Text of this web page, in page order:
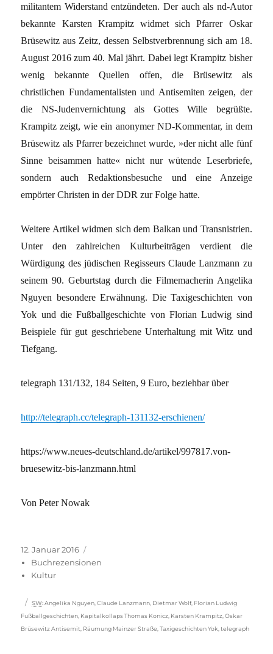
militantem Widerstand entzündeten. Der auch als nd-Autor
bekannte Karsten Krampitz widmet sich Pfarrer Oskar
Brüsewitz aus Zeitz, dessen Selbstverbrennung sich am 18.
August 2016 zum 40. Mal jährt. Dabei legt Krampitz bisher
wenig bekannte Quellen offen, die Brüsewitz als
christlichen Fundamentalisten und Antisemiten zeigen, der
die NS-Judenvernichtung als Gottes Wille begrüßte.
Krampitz zeigt, wie ein anonymer ND-Kommentar, in dem
Brüsewitz als Pfarrer bezeichnet wurde, »der nicht alle fünf
Sinne beisammen hatte« nicht nur wütende Leserbriefe,
sondern auch Redaktionsbesuche und eine Anzeige
empörter Christen in der DDR zur Folge hatte.
Weitere Artikel widmen sich dem Balkan und Transnistrien.
Unter den zahlreichen Kulturbeiträgen verdient die
Würdigung des jüdischen Regisseurs Claude Lanzmann zu
seinem 90. Geburtstag durch die Filmemacherin Angelika
Nguyen besondere Erwähnung. Die Taxigeschichten von
Yok und die Fußballgeschichte von Florian Ludwig sind
Beispiele für gut geschriebene Unterhaltung mit Witz und
Tiefgang.
telegraph 131/132, 184 Seiten, 9 Euro, beziehbar über
http://telegraph.cc/telegraph-131132-erschienen/
https://www.neues-deutschland.de/artikel/997817.von-
bruesewitz-bis-lanzmann.html
Von Peter Nowak
Veröffentlicht
am
12. Januar 2016
Buchrezensionen
Kultur
Schlagwörter
SW: Angelika Nguyen ,Claude Lanzmann Dietmar Wolf, Florian Ludwig
Fußballgeschichten Kapitalkollaps Thomas Konicz Karsten Krampitz ,Oskar
Brüsewitz Antisemit Räumung Mainzer Straße ,Taxigeschichten Yok ,telegraph